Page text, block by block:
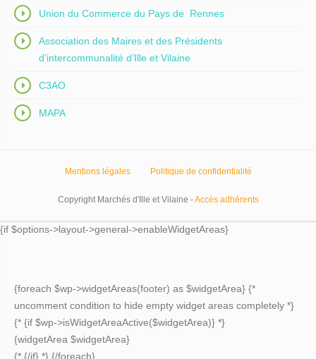
Union du Commerce du Pays de Rennes
Association des Maires et des Présidents
d’intercommunalité d’Ille et Vilaine
C3AO
MAPA
Mentions légales Politique de confidentialité
Copyright Marchés d'Ille et Vilaine -Accès adhérents
{if $options->layout->general->enableWidgetAreas}
{foreach $wp->widgetAreas(footer) as $widgetArea} {*
uncomment condition to hide empty widget areas completely *}
{* {if $wp->isWidgetAreaActive($widgetArea)} *}
{widgetArea $widgetArea}
{* {/if} *} {/foreach}